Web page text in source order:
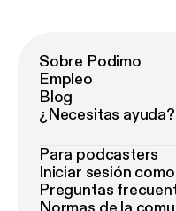
Sobre Podimo
Empleo
Blog
¿Necesitas ayuda?
Para podcasters
Iniciar sesión
Preguntas